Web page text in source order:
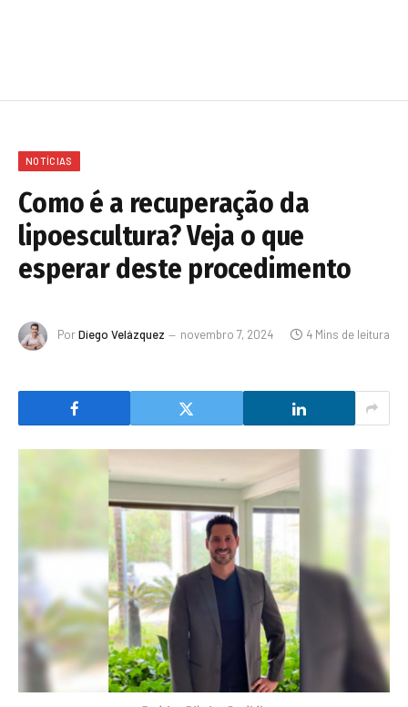
NOTÍCIAS
Como é a recuperação da
lipoescultura? Veja o que
esperar deste procedimento
PorDiego Velázquez novembro 7, 2024 4 Mins de leitura